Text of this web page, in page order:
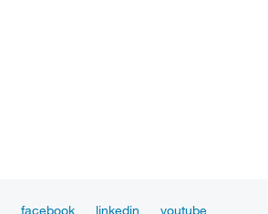
facebook linkedin youtube